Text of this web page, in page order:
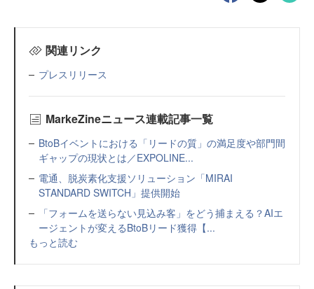
関連リンク
プレスリリース
MarkeZineニュース連載記事一覧
BtoBイベントにおける「リードの質」の満足度や部門間
ギャップの現状とは／EXPOLINE...
電通、脱炭素化支援ソリューション「MIRAI
STANDARD SWITCH」提供開始
「フォームを送らない見込み客」をどう捕まえる？AIエ
ージェントが変えるBtoBリード獲得【...
もっと読む